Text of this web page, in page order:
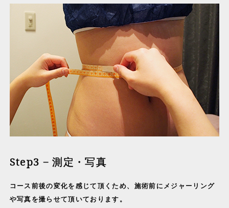
Step3 − 測定・写真
コース前後の変化を感じて頂くため、施術前にメジャーリング
や写真を撮らせて頂いております。